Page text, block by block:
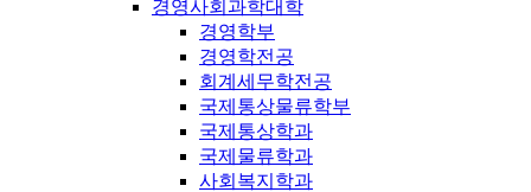
경영사회과학대학
경영학부
경영학전공
회계세무학전공
국제통상물류학부
국제통상학과
국제물류학과
사회복지학과